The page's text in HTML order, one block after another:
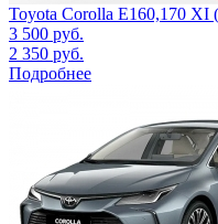
Toyota Corolla E160,170 XI
3 500 руб.
2 350 руб.
Подробнее